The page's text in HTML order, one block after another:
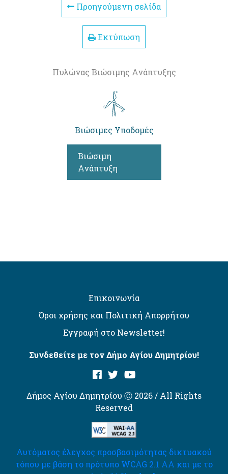
Προηγούμενη σελίδα
Εκτύπωση
Πυλώνας Βιώσιμης Ανάπτυξης
Βιώσιμες Υποδομές
Βιώσιμη
Ανάπτυξη
Επικοινωνία
Όροι χρήσης και Πολιτική Απορρήτου
Εγγραφή στο Newsletter!
Συνδεθείτε με τον Δήμο Αγίου Δημητρίου!
Δήμος Αγίου Δημητρίου Ⓒ 2026 / All Rights
Reserved
Αυτόματος έλεγχος προσβασιμότητας δικτυακού
τόπου με βάση το πρότυπο WCAG 2.1 AA και με το